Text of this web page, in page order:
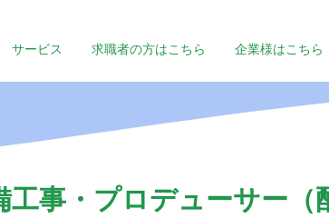
サービス 求職者の方はこちら 企業様はこちら
事・プロデューサー（